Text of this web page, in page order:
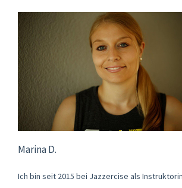
Marina D.
Ich bin seit 2015 bei Jazzercise als